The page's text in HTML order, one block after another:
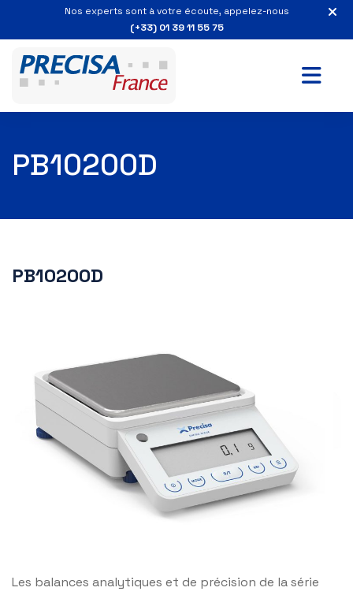
Nos experts sont à votre écoute, appelez-nous
(+33) 01 39 11 55 75
PB10200D
PB10200D
Les balances analytiques et de précision de la série